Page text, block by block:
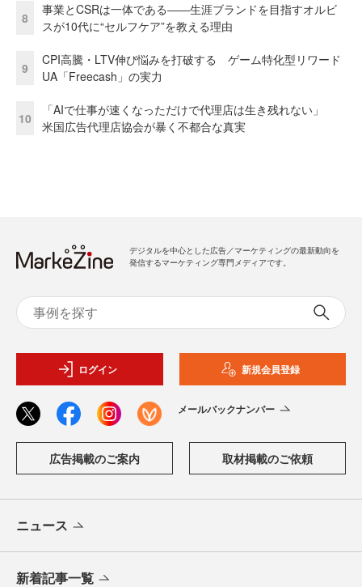
8
事業とCSRは一体である――生涯ブランドを目指すオルビ
スが10代に“セルフケア”を教える理由
9
CPI高騰・LTV伸び悩みを打破する ゲーム特化型リワード
UA「Freecash」の実力
10
「AIで仕事が速くなっただけで代理店は生き残れない」
米国広告代理店協会が暴く不都合な真実
デジタルを中心とした広告／マーケティングの最新動向を
発信するマーケティング専門メディアです。
ログイン 新規会員登録
メールバックナンバー
広告掲載のご案内 取材掲載のご依頼
ニュース
新着記事一覧